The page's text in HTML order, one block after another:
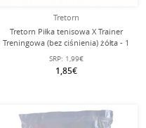
Tretorn
Tretorn Piłka tenisowa X Trainer
Treningowa (bez ciśnienia) żółta - 1
piłka
SRP: 1,99€
1,85€